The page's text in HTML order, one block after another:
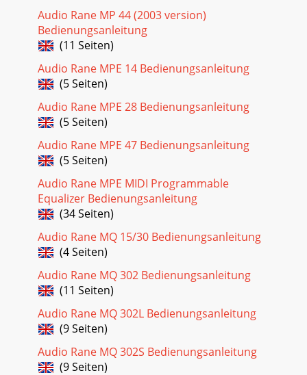
Audio Rane MP 44 (2003 version)
Bedienungsanleitung
(11 Seiten)
Audio Rane MPE 14 Bedienungsanleitung
(5 Seiten)
Audio Rane MPE 28 Bedienungsanleitung
(5 Seiten)
Audio Rane MPE 47 Bedienungsanleitung
(5 Seiten)
Audio Rane MPE MIDI Programmable
Equalizer Bedienungsanleitung
(34 Seiten)
Audio Rane MQ 15/30 Bedienungsanleitung
(4 Seiten)
Audio Rane MQ 302 Bedienungsanleitung
(11 Seiten)
Audio Rane MQ 302L Bedienungsanleitung
(9 Seiten)
Audio Rane MQ 302S Bedienungsanleitung
(9 Seiten)